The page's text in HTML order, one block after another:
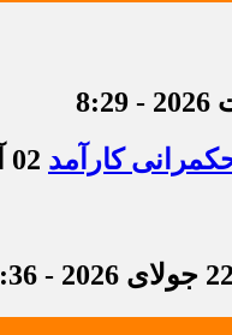
کارآمد 02 آگوست 2026 - 13:01
22 جولای 2026 - 8:36